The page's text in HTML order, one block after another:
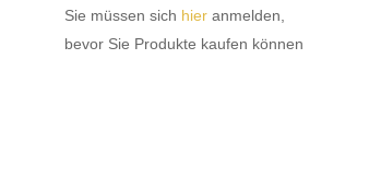
Sie müssen sich hier anmelden,
bevor Sie Produkte kaufen können